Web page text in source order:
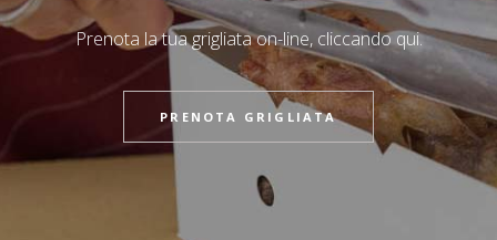
Prenota la tua grigliata on-line, cliccando qui.
PRENOTA GRIGLIATA